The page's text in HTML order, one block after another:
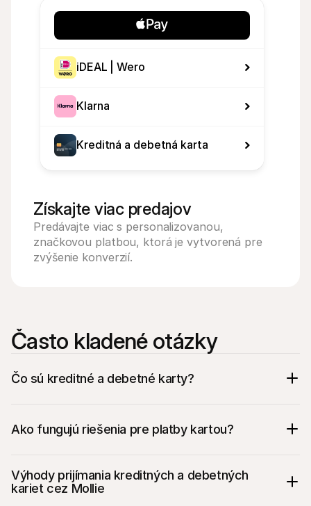
iDEAL | Wero
Klarna
Kreditná a debetná karta
Získajte viac predajov
Predávajte viac s personalizovanou,
značkovou platbou, ktorá je vytvorená pre
zvýšenie konverzií.
Často kladené otázky
Čo sú kreditné a debetné karty?
Ako fungujú riešenia pre platby kartou?
Výhody prijímania kreditných a debetných
kariet cez Mollie